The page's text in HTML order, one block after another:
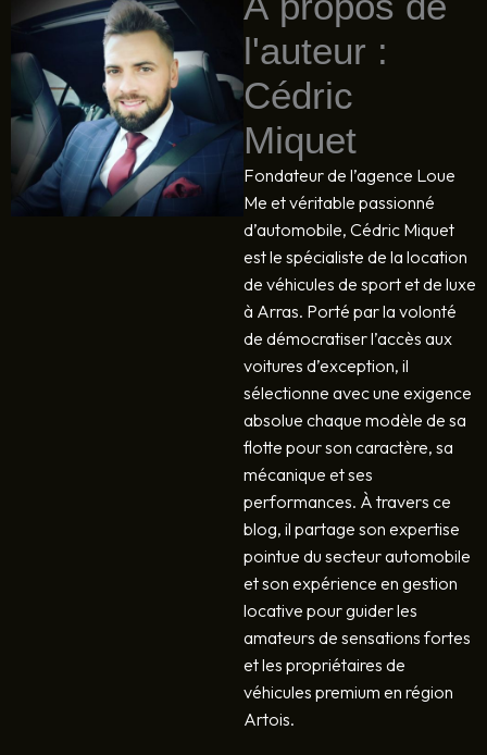
l'auteur :
Cédric
Miquet
Fondateur de l’agence Loue
Me et véritable passionné
d’automobile, Cédric Miquet
est le spécialiste de la location
de véhicules de sport et de luxe
à Arras. Porté par la volonté
de démocratiser l’accès aux
voitures d’exception, il
sélectionne avec une exigence
absolue chaque modèle de sa
flotte pour son caractère, sa
mécanique et ses
performances. À travers ce
blog, il partage son expertise
pointue du secteur automobile
et son expérience en gestion
locative pour guider les
amateurs de sensations fortes
et les propriétaires de
véhicules premium en région
Artois.